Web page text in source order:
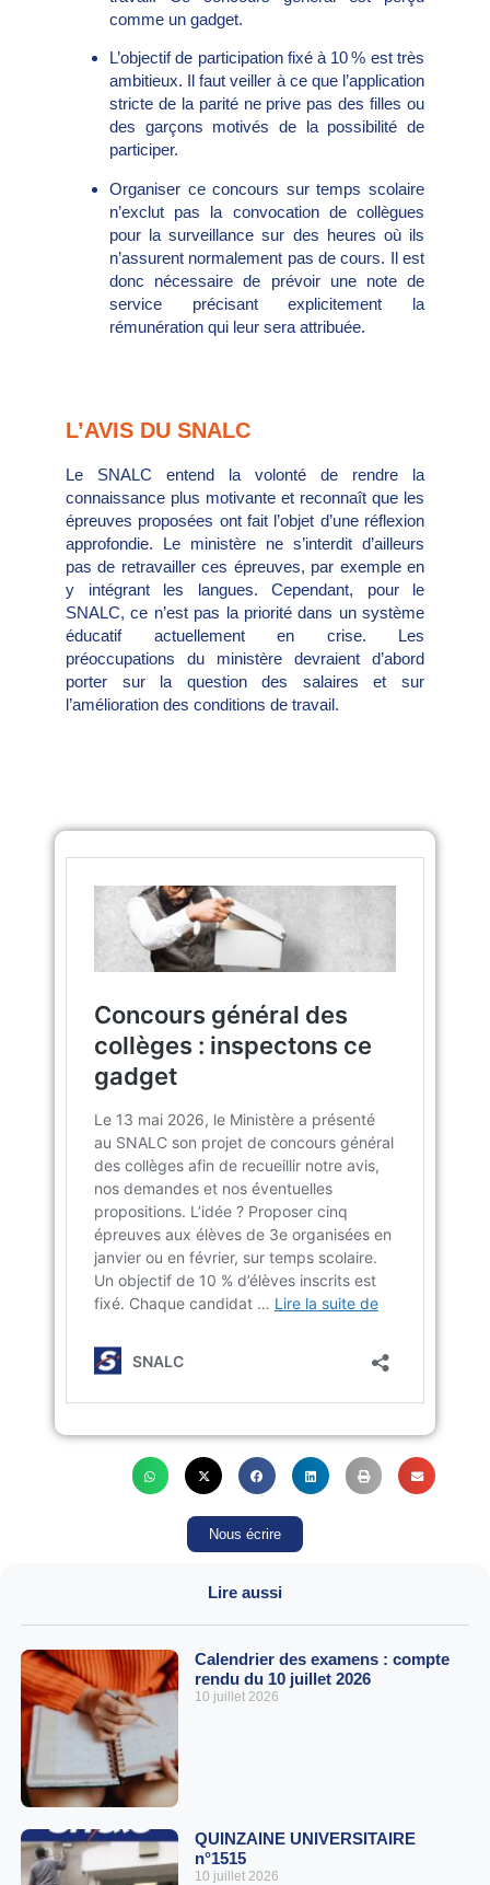
comme un gadget.
L’objectif de participation fixé à 10 % est très
ambitieux. Il faut veiller à ce que l’application
stricte de la parité ne prive pas des filles ou
des garçons motivés de la possibilité de
participer.
Organiser ce concours sur temps scolaire
n’exclut pas la convocation de collègues
pour la surveillance sur des heures où ils
n’assurent normalement pas de cours. Il est
donc nécessaire de prévoir une note de
service précisant explicitement la
rémunération qui leur sera attribuée.
L’AVIS DU SNALC
Le SNALC entend la volonté de rendre la
connaissance plus motivante et reconnaît que les
épreuves proposées ont fait l’objet d’une réflexion
approfondie. Le ministère ne s’interdit d’ailleurs
pas de retravailler ces épreuves, par exemple en
y intégrant les langues. Cependant, pour le
SNALC, ce n’est pas la priorité dans un système
éducatif actuellement en crise. Les
préoccupations du ministère devraient d’abord
porter sur la question des salaires et sur
l’amélioration des conditions de travail.
Nous écrire
Lire aussi
Calendrier des examens : compte
rendu du 10 juillet 2026
10 juillet 2026
QUINZAINE UNIVERSITAIRE
n°1515
10 juillet 2026